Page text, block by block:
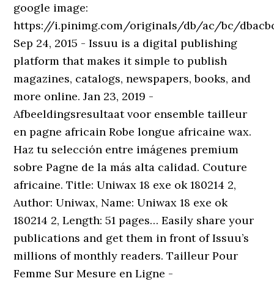
google image:
https://i.pinimg.com/originals/db/ac/bc/
Sep 24, 2015 - Issuu is a digital publishing
platform that makes it simple to publish
magazines, catalogs, newspapers, books, and
more online. Jan 23, 2019 -
Afbeeldingsresultaat voor ensemble tailleur
en pagne africain Robe longue africaine wax.
Haz tu selección entre imágenes premium
sobre Pagne de la más alta calidad. Couture
africaine. Title: Uniwax 18 exe ok 180214 2,
Author: Uniwax, Name: Uniwax 18 exe ok
180214 2, Length: 51 pages… Easily share your
publications and get them in front of Issuu’s
millions of monthly readers. Tailleur Pour
Femme Sur Mesure en Ligne -